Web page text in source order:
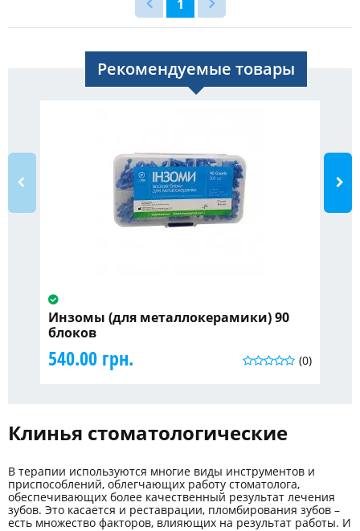
1
Рекомендуемые товары
Инзомы (для металлокерамики) 90
блоков
(0)
540.00 грн.
Клинья стоматологические
В терапии используются многие виды инструментов и
приспособлений, облегчающих работу стоматолога,
обеспечивающих более качественный результат лечения
зубов. Это касается и реставрации, пломбирования зубов –
есть множество факторов, влияющих на результат работы. И